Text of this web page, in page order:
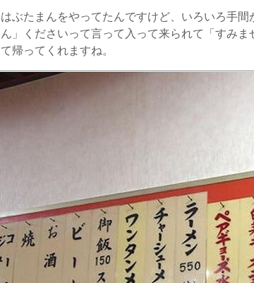
ぶたまんをやってたんですけど、いろいろ手
ん」くださいって言って入って来られて「すみ
帰ってくれますね。